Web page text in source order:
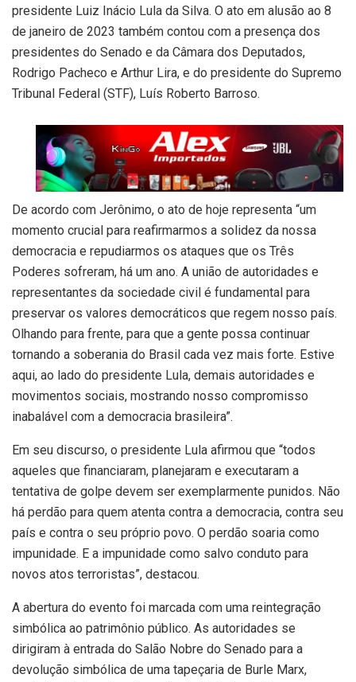
presidente Luiz Inácio Lula da Silva. O ato em alusão ao 8
de janeiro de 2023 também contou com a presença dos
presidentes do Senado e da Câmara dos Deputados,
Rodrigo Pacheco e Arthur Lira, e do presidente do Supremo
Tribunal Federal (STF), Luís Roberto Barroso.
De acordo com Jerônimo, o ato de hoje representa “um
momento crucial para reafirmarmos a solidez da nossa
democracia e repudiarmos os ataques que os Três
Poderes sofreram, há um ano. A união de autoridades e
representantes da sociedade civil é fundamental para
preservar os valores democráticos que regem nosso país.
Olhando para frente, para que a gente possa continuar
tornando a soberania do Brasil cada vez mais forte. Estive
aqui, ao lado do presidente Lula, demais autoridades e
movimentos sociais, mostrando nosso compromisso
inabalável com a democracia brasileira”.
Em seu discurso, o presidente Lula afirmou que “todos
aqueles que financiaram, planejaram e executaram a
tentativa de golpe devem ser exemplarmente punidos. Não
há perdão para quem atenta contra a democracia, contra seu
país e contra o seu próprio povo. O perdão soaria como
impunidade. E a impunidade como salvo conduto para
novos atos terroristas”, destacou.
A abertura do evento foi marcada com uma reintegração
simbólica ao patrimônio público. As autoridades se
dirigiram à entrada do Salão Nobre do Senado para a
devolução simbólica de uma tapeçaria de Burle Marx,